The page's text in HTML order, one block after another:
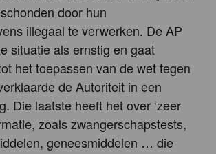
door hun
illegaal te verwerken. De AP
situatie als ernstig en gaat
het toepassen van de wet tegen
de Autoriteit in een
Die laatste heeft het over ‘zeer
zoals zwangerschapstests,
geneesmiddelen … die